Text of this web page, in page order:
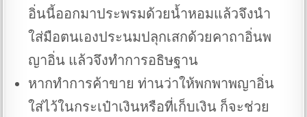
อิ่นนี้ออกมาประพรมด้วยน้ำหอมแล้วจึงนำ
ใส่มือตนเองประนมปลุกเสกด้วยคาถาอิ่นพ
ญาอิ่น แล้วจึงทำการอธิษฐาน
หากทำการค้าขาย ท่านว่าให้พกพาพญาอิ่น
ใส่ไว้ในกระเป๋าเงินหรือที่เก็บเงิน ก็จะช่วย